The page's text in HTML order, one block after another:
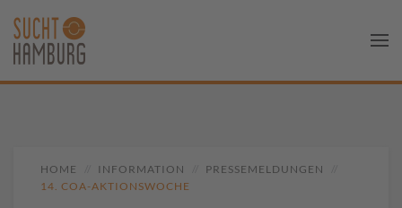
HOME INFORMATION
PRESSEMELDUNGEN
14. COA-AKTIONSWOCHE